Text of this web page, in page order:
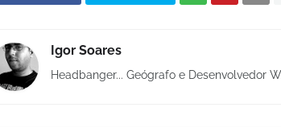
Igor Soares
Headbanger... Geógrafo e Desenvolvedor